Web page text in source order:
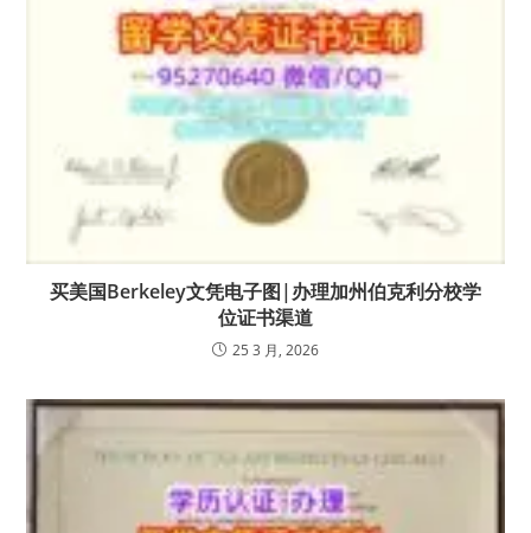
买美国Berkeley文凭电子图|办理加州伯克利分校学
位证书渠道
25 3 月, 2026